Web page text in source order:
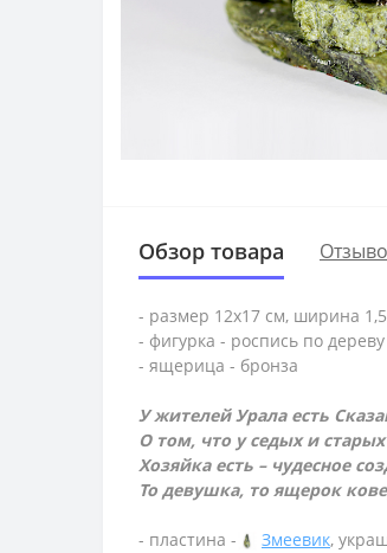
Обзор товара
- размер 12х17 см, ширина
- фигурка - роспись по дереву
- ящерица - бронза
У жителей Урала есть
О том, что у седых и
Хозяйка есть – чудесное
То девушка, то ящерок
- пластина - Змеевик,